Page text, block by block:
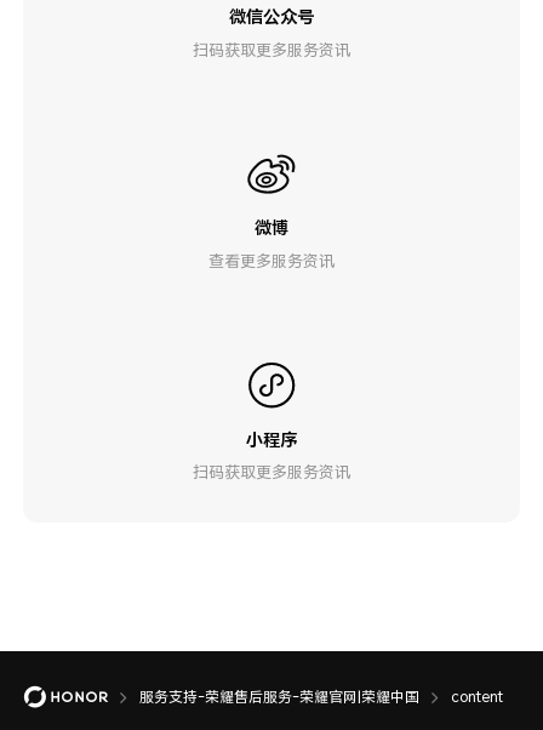
微信公众号
扫码获取更多服务资讯
微博
查看更多服务资讯
小程序
扫码获取更多服务资讯
服务支持-荣耀售后服务-荣耀官网|荣耀中国 content